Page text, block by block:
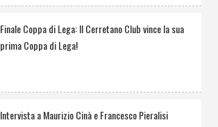
Finale Coppa di Lega: Il Cerretano Club vince la sua
prima Coppa di Lega!
Intervista a Maurizio Cinà e Francesco Pieralisi